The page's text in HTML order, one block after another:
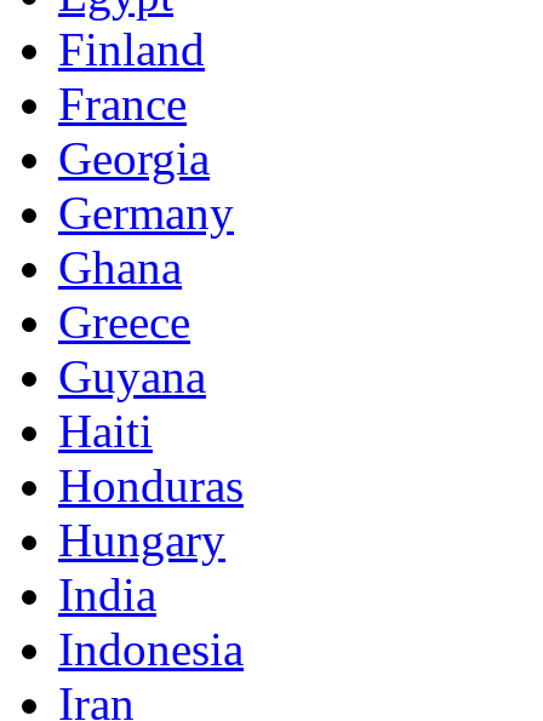
Finland
France
Georgia
Germany
Ghana
Greece
Guyana
Haiti
Honduras
Hungary
India
Indonesia
Iran